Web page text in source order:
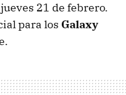
21 de febrero.
para los Galaxy